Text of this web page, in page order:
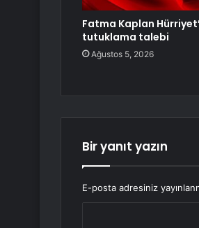
Fatma Kaplan
tutuklama talebi
Ağustos 5, 2026
Bir yanıt yazın
E-posta adresiniz